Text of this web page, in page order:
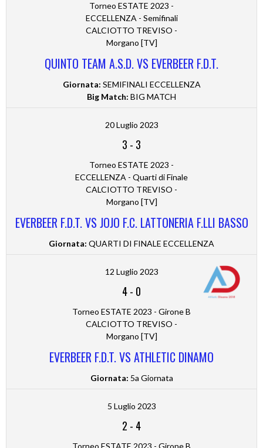
Torneo ESTATE 2023 -
ECCELLENZA - Semifinali
CALCIOTTO TREVISO -
Morgano [TV]
QUINTO TEAM A.S.D. VS EVERBEER F.D.T.
Giornata: SEMIFINALI ECCELLENZA
Big Match: BIG MATCH
20 Luglio 2023
3 - 3
Torneo ESTATE 2023 -
ECCELLENZA - Quarti di Finale
CALCIOTTO TREVISO -
Morgano [TV]
EVERBEER F.D.T. VS JOJO F.C. LATTONERIA F.LLI BASSO
Giornata: QUARTI DI FINALE ECCELLENZA
12 Luglio 2023
4- 0
Torneo ESTATE 2023 - Girone B
CALCIOTTO TREVISO -
Morgano [TV]
EVERBEER F.D.T. VS ATHLETIC DINAMO
Giornata: 5a Giornata
5 Luglio 2023
2 - 4